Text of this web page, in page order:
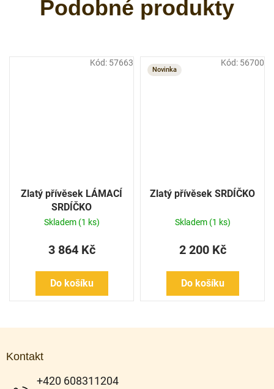
Zlatý přívěsek LÁMACÍ
SRDÍČKO
Skladem (1 ks)
3 864 Kč
Do košíku
Kód: 57663
Novinka
Zlatý přívěsek SRDÍČKO
Skladem (1 ks)
2 200 Kč
Do košíku
Kód: 56700
Kontakt
+420 608311204